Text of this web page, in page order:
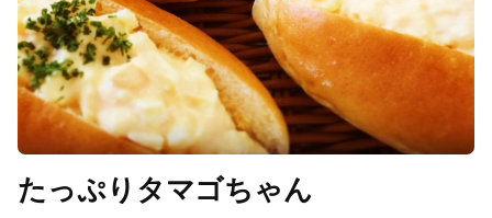
たっぷりタマゴちゃん